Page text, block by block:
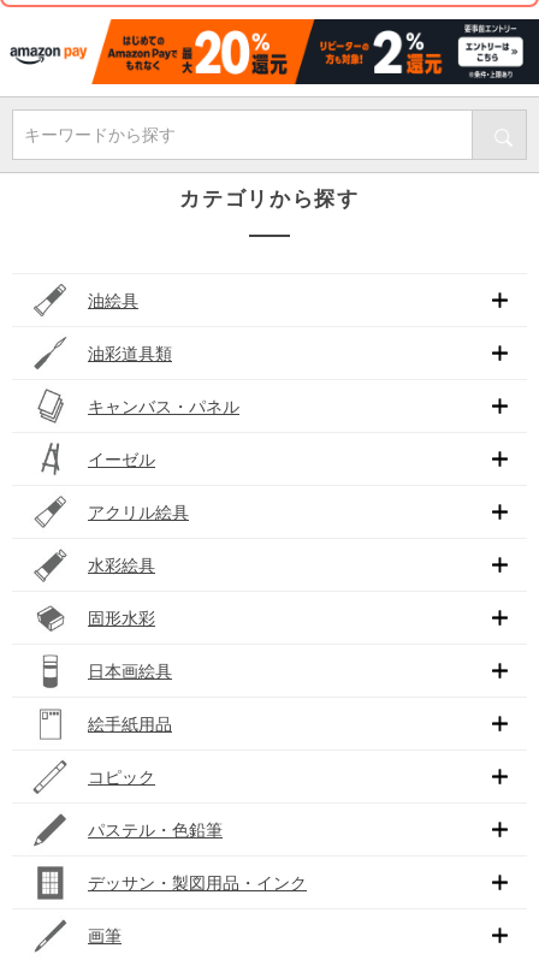
キーワードから探す
カテゴリから探す
油絵具
油彩道具類
キャンバス・パネル
イーゼル
アクリル絵具
水彩絵具
固形水彩
日本画絵具
絵手紙用品
コピック
パステル・色鉛筆
デッサン・製図用品・インク
画筆